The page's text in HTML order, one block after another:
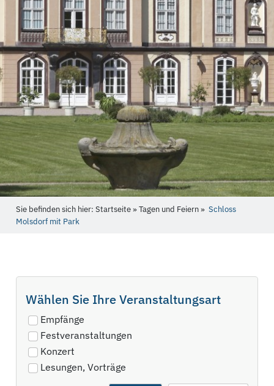
Sie befinden sich hier: Startseite » Tagen und Feiern »Schloss
Molsdorf mit Park
Wählen Sie Ihre Veranstaltungsart
Empfänge
Festveranstaltungen
Konzert
Lesungen, Vorträge